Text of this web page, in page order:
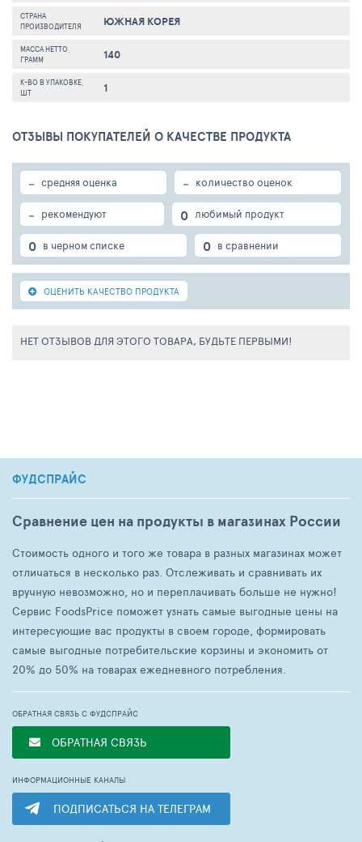
СТРАНА
ПРОИЗВОДИТЕЛЯ
ЮЖНАЯ КОРЕЯ
МАССА НЕТТО,
ГРАММ
140
К-ВО В УПАКОВКЕ,
ШТ
1
ОТЗЫВЫ ПОКУПАТЕЛЕЙ О КАЧЕСТВЕ ПРОДУКТА
- средняя оценка - количество оценок
- рекомендуют 0 любимый продукт
0 в черном списке 0 в сравнении
ОЦЕНИТЬ КАЧЕСТВО ПРОДУКТА
НЕТ ОТЗЫВОВ ДЛЯ ЭТОГО ТОВАРА, БУДЬТЕ ПЕРВЫМИ!
ФУДСПРАЙС
Сравнение цен на продукты в магазинах России
Стоимость одного и того же товара в разных магазинах может
отличаться в несколько раз. Отслеживать и сравнивать их
вручную невозможно, но и переплачивать больше не нужно!
Сервис FoodsPrice поможет узнать самые выгодные цены на
интересующие вас продукты в своем городе, формировать
самые выгодные потребительские корзины и экономить от
20% до 50% на товарах ежедневного потребления.
ОБРАТНАЯ СВЯЗЬ С ФУДСПРАЙС
ОБРАТНАЯ СВЯЗЬ
ИНФОРМАЦИОННЫЕ КАНАЛЫ
ПОДПИСАТЬСЯ НА ТЕЛЕГРАМ